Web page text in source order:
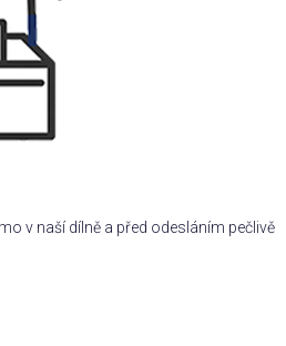
v naší dílně a před odesláním pečlivě